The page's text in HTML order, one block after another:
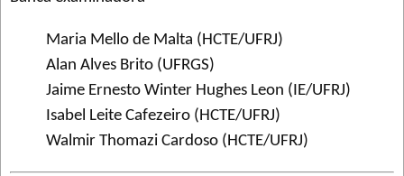
Maria Mello de Malta (HCTE/UFRJ)
Alan Alves Brito (UFRGS)
Jaime Ernesto Winter Hughes Leon (IE/UFRJ)
Isabel Leite Cafezeiro (HCTE/UFRJ)
Walmir Thomazi Cardoso (HCTE/UFRJ)